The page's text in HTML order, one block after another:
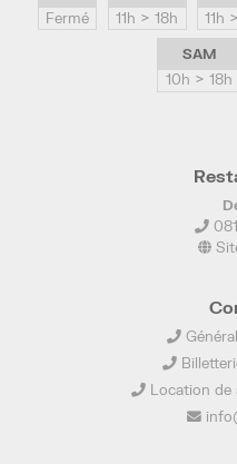
Fermé
11h > 18h
11h
SAM
10h > 18h
Location de